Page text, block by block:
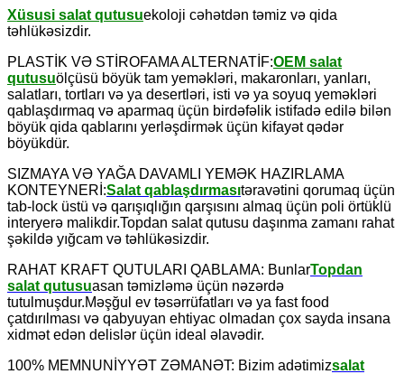
Xüsusi salat qutusuekoloji cəhətdən təmiz və qida
təhlükəsizdir.
PLASTİK VƏ STİROFAMA ALTERNATİF:OEM salat
qutusuölçüsü böyük tam yeməkləri, makaronları, yanları,
salatları, tortları və ya desertləri, isti və ya soyuq yeməkləri
qablaşdırmaq və aparmaq üçün birdəfəlik istifadə edilə bilən
böyük qida qablarını yerləşdirmək üçün kifayət qədər
böyükdür.
SIZMAYA VƏ YAĞA DAVAMLI YEMƏK HAZIRLAMA
KONTEYNERİ:Salat qablaşdırmasıtəravətini qorumaq üçün
tab-lock üstü və qarışıqlığın qarşısını almaq üçün poli örtüklü
interyerə malikdir.Topdan salat qutusu daşınma zamanı rahat
şəkildə yığcam və təhlükəsizdir.
RAHAT KRAFT QUTULARI QABLAMA: BunlarTopdan
salat qutusuasan təmizləmə üçün nəzərdə
tutulmuşdur.Məşğul ev təsərrüfatları və ya fast food
çatdırılması və qabyuyan ehtiyac olmadan çox sayda insana
xidmət edən delislər üçün ideal əlavədir.
100% MEMNUNİYYƏT ZƏMANƏT: Bizim adətimizsalat